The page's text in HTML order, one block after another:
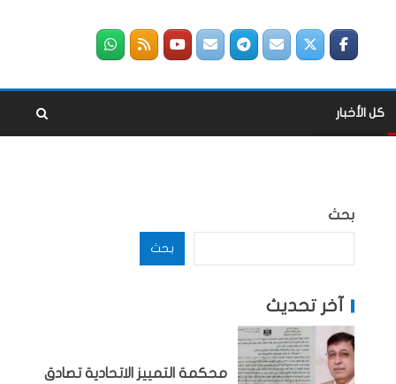
كل الأخبار
بحث
بحث
آخر تحديث
محكمة التمييز الاتحادية تصادق